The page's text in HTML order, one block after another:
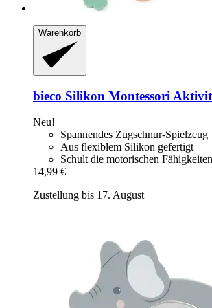
Warenkorb
bieco Silikon Montessori
Neu!
Spannendes Zugschnur-Spielzeug
Aus flexiblem Silikon gefertigt
Schult die motorischen Fähigkeiten
14,99 €
Zustellung bis 17. August